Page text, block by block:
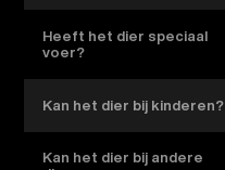
Heeft het dier speciaal
voer?
Kan het dier bij kinderen?
Kan het dier bij andere